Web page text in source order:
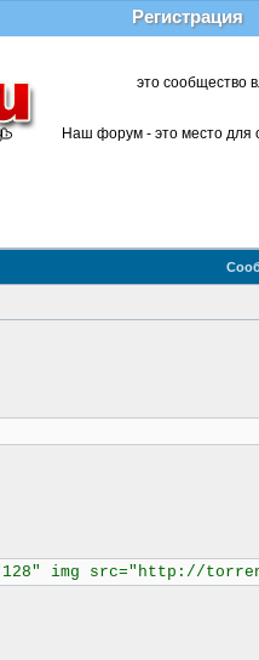
Регистрация
это сообщество
Наш форум - это место для
img src="http://